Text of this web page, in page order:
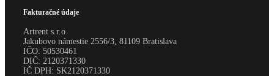
Fakturačné údaje
Artrent s.r.o
Jakubovo námestie 2556/3, 81109 Bratislava
IČO: 50530461
DIČ: 2120371330
IČ DPH: SK2120371330